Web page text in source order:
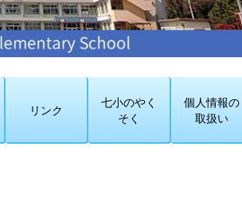
リンク
七小のやく
そく
個人情報の
取扱い